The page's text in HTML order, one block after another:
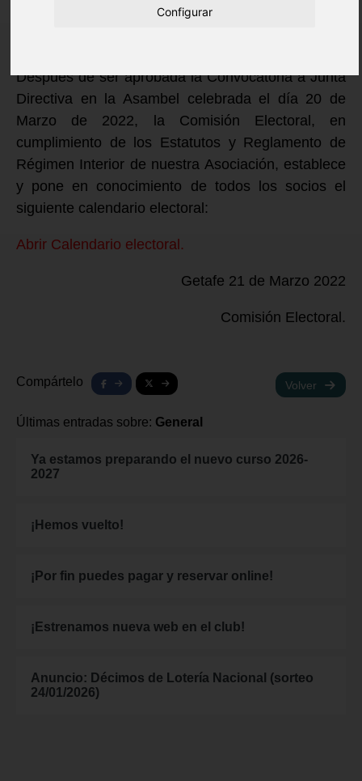
Configurar
Después de ser aprobada la Convocatoria a Junta
Directiva en la Asambel celebrada el día 20 de
Marzo de 2022, la Comisión Electoral, en
cumplimiento de los Estatutos y Reglamento de
Régimen Interior de nuestra Asociación, establece
y pone en conocimiento de todos los socios el
siguiente calendario electoral:
Abrir Calendario electoral.
Getafe 21 de Marzo 2022
Comisión Electoral.
Compártelo Volver
Últimas entradas sobre: General
Ya estamos preparando el nuevo curso 2026-
2027
¡Hemos vuelto!
¡Por fin puedes pagar y reservar online!
¡Estrenamos nueva web en el club!
Anuncio: Décimos de Lotería Nacional (sorteo
24/01/2026)